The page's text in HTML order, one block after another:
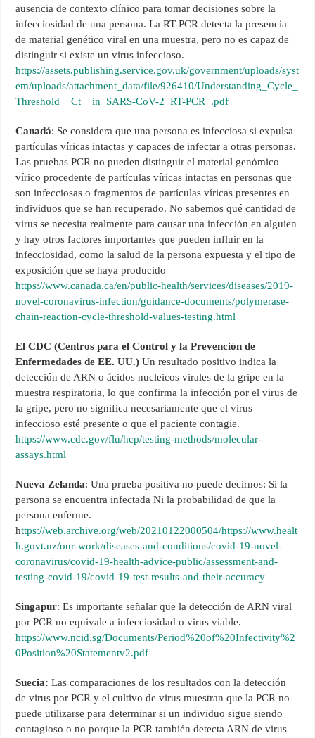
ausencia de contexto clínico para tomar decisiones sobre la
infecciosidad de una persona. La RT-PCR detecta la presencia
de material genético viral en una muestra, pero no es capaz de
distinguir si existe un virus infeccioso.
https://assets.publishing.service.gov.uk/government/uploads/syst
em/uploads/attachment_data/file/926410/Understanding_Cycle_
Threshold__Ct__in_SARS-CoV-2_RT-PCR_.pdf
Canadá: Se considera que una persona es infecciosa si expulsa
partículas víricas intactas y capaces de infectar a otras personas.
Las pruebas PCR no pueden distinguir el material genómico
vírico procedente de partículas víricas intactas en personas que
son infecciosas o fragmentos de partículas víricas presentes en
individuos que se han recuperado. No sabemos qué cantidad de
virus se necesita realmente para causar una infección en alguien
y hay otros factores importantes que pueden influir en la
infecciosidad, como la salud de la persona expuesta y el tipo de
exposición que se haya producido
https://www.canada.ca/en/public-health/services/diseases/2019-
novel-coronavirus-infection/guidance-documents/polymerase-
chain-reaction-cycle-threshold-values-testing.html
El CDC (Centros para el Control y la Prevención de
Enfermedades de EE. UU.) Un resultado positivo indica la
detección de ARN o ácidos nucleicos virales de la gripe en la
muestra respiratoria, lo que confirma la infección por el virus de
la gripe, pero no significa necesariamente que el virus
infeccioso esté presente o que el paciente contagie.
https://www.cdc.gov/flu/hcp/testing-methods/molecular-
assays.html
Nueva Zelanda: Una prueba positiva no puede decirnos: Si la
persona se encuentra infectada Ni la probabilidad de que la
persona enferme.
https://web.archive.org/web/20210122000504/https://www.healt
h.govt.nz/our-work/diseases-and-conditions/covid-19-novel-
coronavirus/covid-19-health-advice-public/assessment-and-
testing-covid-19/covid-19-test-results-and-their-accuracy
Singapur: Es importante señalar que la detección de ARN viral
por PCR no equivale a infecciosidad o virus viable.
https://www.ncid.sg/Documents/Period%20of%20Infectivity%2
0Position%20Statementv2.pdf
Suecia: Las comparaciones de los resultados con la detección
de virus por PCR y el cultivo de virus muestran que la PCR no
puede utilizarse para determinar si un individuo sigue siendo
contagioso o no porque la PCR también detecta ARN de virus